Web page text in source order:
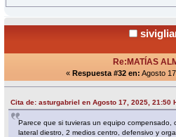
Re:MATÍAS
« Respuesta #32 en: Agosto
Cita de: asturgabriel en Agosto 17, 2025, 21:50
Parece que si tuvieras un equipo compensado,
lateral diestro, 2 medios centro, defensivo y